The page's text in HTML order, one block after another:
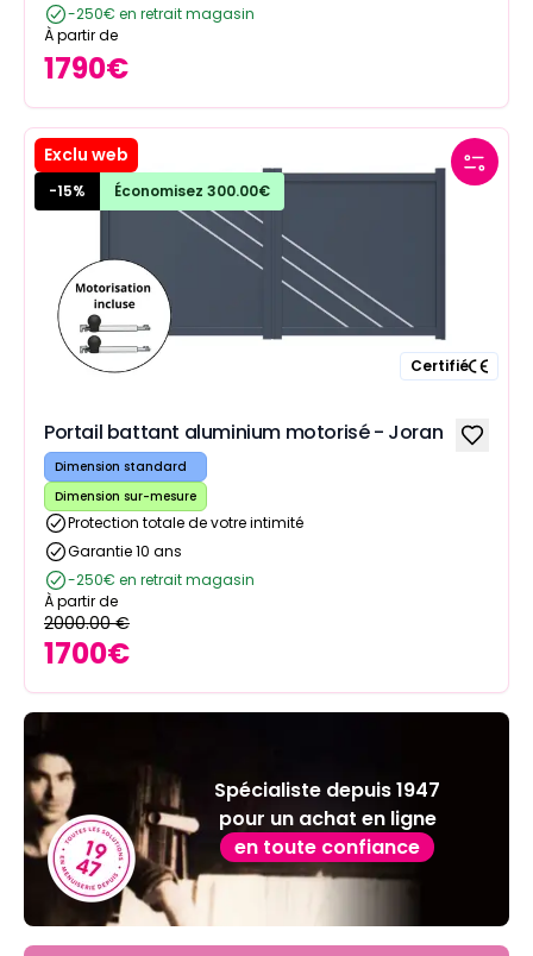
-250€ en retrait magasin
À partir de
1790€
Exclu web
-15% Économisez 300.00€
Certifié
Portail battant aluminium motorisé - Joran
Dimension standard
Dimension sur-mesure
Protection totale de votre intimité
Garantie 10 ans
-250€ en retrait magasin
À partir de
2000.00€
1700€
Spécialiste depuis 1947
pour un achat en ligne
en toute confiance